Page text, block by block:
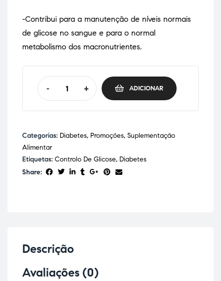
-Contribui para a manutenção de níveis normais
de glicose no sangue e para o normal
metabolismo dos macronutrientes.
- + ADICIONAR
Categorias: Diabetes, Promoções, Suplementação
Alimentar
Etiquetas: Controlo De Glicose, Diabetes
Share:
Descrição
Avaliações (0)